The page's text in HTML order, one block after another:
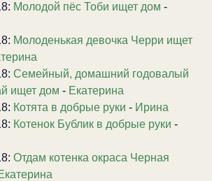
Молодой пёс Тоби ищет дом -
Молоденькая девочка Черри ищет
Семейный, домашний годовалый
ищет дом - Екатерина
Котята в добрые руки - Ирина
Котенок Бублик в добрые руки -
Отдам котенка окраса Черная